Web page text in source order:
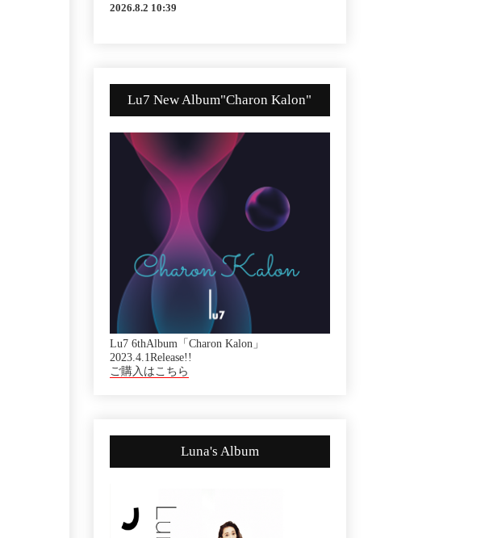
2026.8.2 10:39
Lu7 New Album"Charon Kalon"
Lu7 6thAlbum「Charon Kalon」
2023.4.1Release!!
ご購入はこちら
Luna's Album